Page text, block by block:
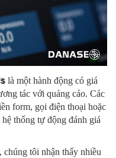
là một hành động có giá
tác với quảng cáo. Các
form, gọi điện thoại hoặc
thống tự động đánh giá
tôi nhận thấy nhiều